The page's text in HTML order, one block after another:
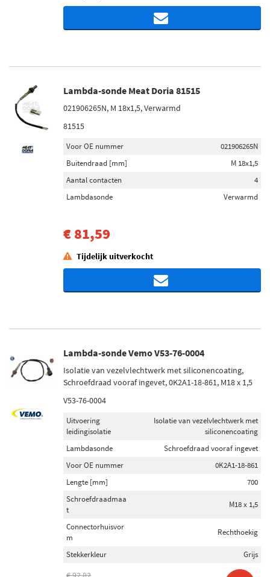
Lambda-sonde Meat Doria 81515
021906265N, M 18x1,5, Verwarmd
81515
Voor OE nummer
021906265N
Buitendraad [mm]
M 18x1,5
Aantal contacten
4
Lambdasonde
Verwarmd
€ 81,59
Tijdelijk uitverkocht
Lambda-sonde Vemo V53-76-0004
Isolatie van vezelvlechtwerk met siliconencoating,
Schroefdraad vooraf ingevet, 0K2A1-18-861, M18 x 1,5
V53-76-0004
Uitvoering
leidingisolatie
Isolatie van vezelvlechtwerk met
siliconencoating
Lambdasonde
Schroefdraad vooraf ingevet
Voor OE nummer
0K2A1-18-861
Lengte [mm]
700
Schroefdraadmaa
t
M18 x 1,5
Connectorhuisvor
m
Rechthoekig
Stekkerkleur Grijs